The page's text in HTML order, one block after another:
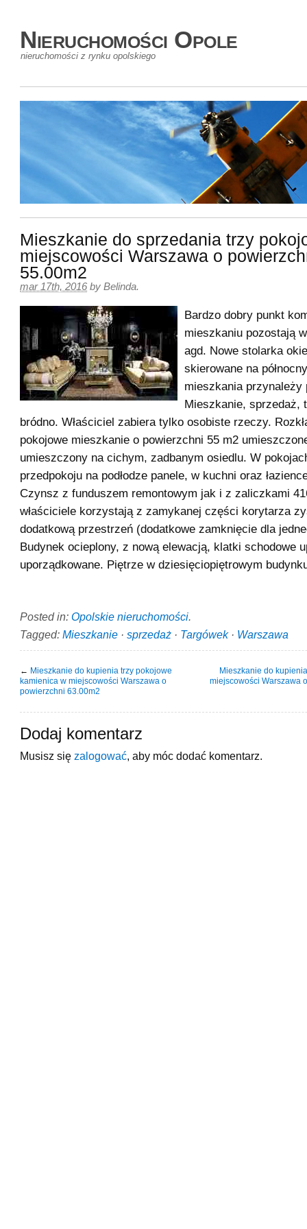
Nieruchomości Opole
nieruchomości z rynku opolskiego
Mieszkanie do sprzedania trzy
miejscowości Warszawa o
55.00m2
mar 17th, 2016 by Belinda.
Bardzo dobry punkt
mieszkaniu pozostają
agd. Nowe stolarka
skierowane na
mieszkania przynależy
Mieszkanie, sprzedaż,
bródno. Właściciel zabiera tylko osobiste rzeczy.
pokojowe mieszkanie o powierzchni 55 m2
umieszczony na cichym, zadbanym osiedlu. W
przedpokoju na podłodze panele, w kuchni oraz
Czynsz z funduszem remontowym jak i z zaliczkami
właściciele korzystają z zamykanej części korytarza
dodatkową przestrzeń (dodatkowe zamknięcie dla
Budynek ocieplony, z nową elewacją, klatki schodowe
uporządkowane. Piętrze w dziesięciopiętrowym
Posted in: Opolskie nieruchomości.
Tagged: Mieszkanie · sprzedaż · Targówek· Warszawa
← Mieszkanie do kupienia trzy pokojowe
kamienica w miejscowości Warszawa o
powierzchni 63.00m2
Mieszkanie do
miejscowości Warszawa
Dodaj komentarz
Musisz się zalogować , aby móc dodać komentarz.